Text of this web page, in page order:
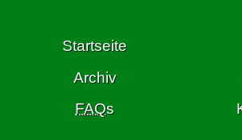
Startseite
Archiv
FAQs